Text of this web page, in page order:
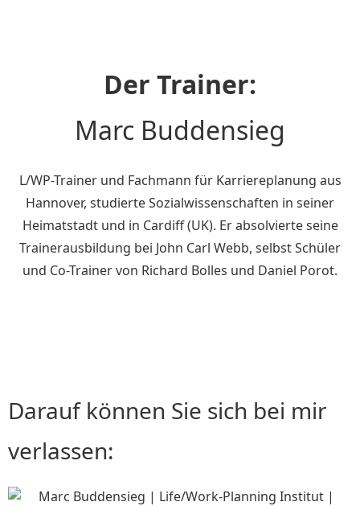
Der Trainer:
Marc Buddensieg
L/WP-Trainer und Fachmann für Karriereplanung aus
Hannover, studierte Sozialwissenschaften in seiner
Heimatstadt und in Cardiff (UK). Er absolvierte seine
Trainerausbildung bei John Carl Webb, selbst Schüler
und Co-Trainer von Richard Bolles und Daniel Porot.
Darauf können Sie sich bei mir
verlassen: